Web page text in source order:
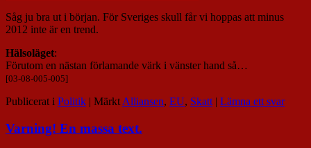
Såg ju bra ut i början. För Sveriges skull får vi hoppas att minus
2012 inte är en trend.
Hälsoläget:
Förutom en nästan förlamande värk i vänster hand så…
[03-08-005-005]
Publicerat i Politik | Märkt Alliansen, EU, Skatt | Lämna ett svar
Varning! En massa text.